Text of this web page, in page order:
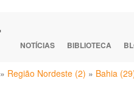
NOTÍCIAS BIBLIOTECA
» Região Nordeste (2) » Bahia